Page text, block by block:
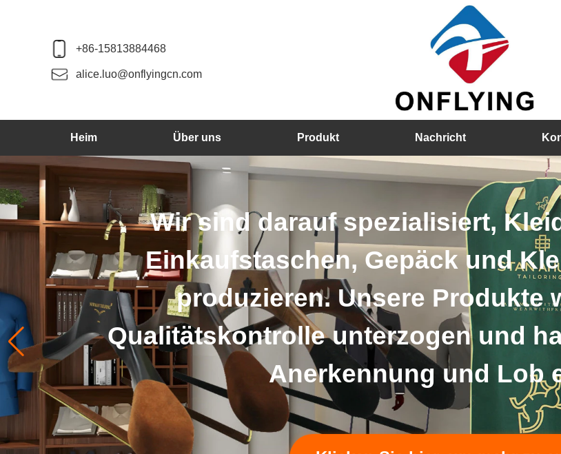
+86-15813884468
alice.luo@onflyingcn.com
Heim Über uns Produkt Nachricht
Wir sind darauf spezialisiert,
Einkaufstaschen, Gepäck und
produzieren. Unsere Produkte
Qualitätskontrolle unterzogen und
Anerkennung und Lob